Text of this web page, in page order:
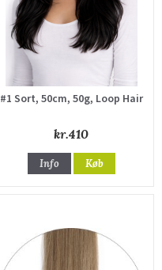
#1 Sort, 50cm, 50g, Loop Hair
kr.410
Info Køb